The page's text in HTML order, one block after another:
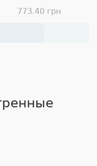
773.40 грн